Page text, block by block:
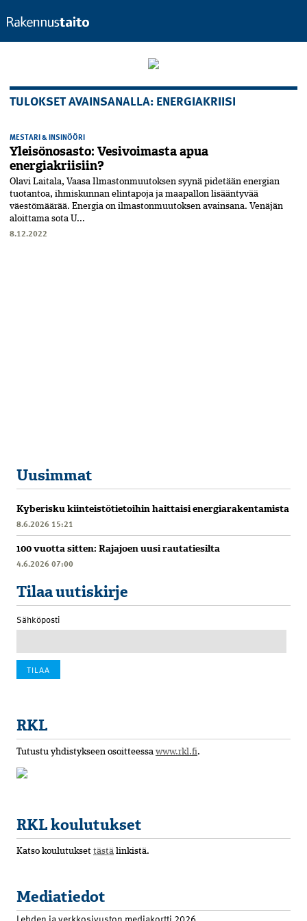
TULOKSET AVAINSANALLA: ENERGIAKRIISI
MESTARI & INSINÖÖRI
Yleisönosasto: Vesivoimasta apua
energiakriisiin?
Olavi Laitala, Vaasa Ilmastonmuutoksen syynä pidetään energian
tuotantoa, ihmiskunnan elintapoja ja maapallon lisääntyvää
väestömäärää. Energia on ilmastonmuutoksen avainsana. Venäjän
aloittama sota U...
8.12.2022
Uusimmat
Kyberisku kiinteistötietoihin haittaisi energiarakentamista
8.6.2026 15:21
100 vuotta sitten: Rajajoen uusi rautatiesilta
4.6.2026 07:00
Tilaa uutiskirje
Sähköposti
RKL
Tutustu yhdistykseen osoitteessa www.rkl.fi.
RKL koulutukset
Katso koulutukset tästä linkistä.
Mediatiedot